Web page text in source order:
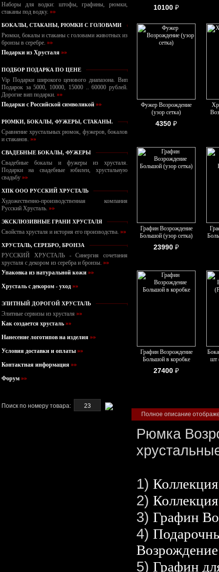
Наборы для водки: штофы, графины, рюмки,
стаканы под водку. »»
БОКАЛЫ, СТАКАНЫ, РЮМКИ С ГОЛОВАМИ
Рюмки, бокалы и стаканы с головами животных из
бронзы в серебре. »»
Подарки из Хрусталя »»
ПОДБОР ПОДАРКА ПО ЦЕНЕ
Vip Подарки широкого ценового диапазона. Вип
Подарок за 5000, 10000, 15000 .. 60000 рублей.
Дорогие вип подарки. »»
Подарки с Российской символикой »»
РЮМКИ, БОКАЛЫ, ФУЖЕРЫ, СТАКАНЫ.
Сравнение хрустальных рюмок, фужеров, бокалов
и стаканов. »»
СВАДЕБНЫЕ БОКАЛЫ, ФУЖЕРЫ
Свадебные бокалы и фужеры из хрусталя.
Подарки на свадебные юбилеи, хрустальную
свадьбу »»
ХПК ООО РУССКИЙ ХРУСТАЛЬ
Художественно-производственная компания
Русский Хрусталь. »»
ЭКСКЛЮЗИВНЫЕ ГРАНИ ХРУСТАЛЯ
Свойства хрусталя и история его производства. »»
ХРУСТАЛЬ, СЕРЕБРО, БРОНЗА
РУССКИЙ ХРУСТАЛЬ - Синергия сочетания
хрусталя с декором из серебра и бронзы. »»
Упаковка из натуральной кожи »»
Хрусталь с декором - уход »»
ЭЛИТНЫЙ ДОРОГОЙ ХРУСТАЛЬ
Элитные сервизы из хрусталя »»
Как создается хрусталь »»
Нанесение логотипов на изделия »»
Условия доставки и оплаты »»
Контактная информация »»
Форум »»
Поиск по номеру товара:
10100 ₽
Фужер Возрождение
(узор сетка)
4350 ₽
Графин Возрождение
Большой (узор сетка)
23990 ₽
Графин Возрождение
Большой в коробке
27400 ₽
шт
Полное описание
Рюмка
1)
2)
3) Графин
4)
5) Графин